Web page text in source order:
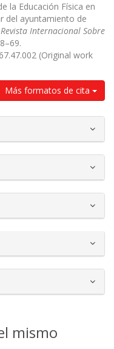
la Educación Física en
del ayuntamiento de
Internacional Sobre
(Original work
Más formatos de cita
mismo